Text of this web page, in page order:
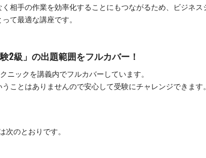
相手の作業を効率化することにもつながるため、ビジネス
て最適な講座です。
2級」の出題範囲をフルカバー！
ニックを講義内でフルカバーしています。
ことはありませんので安心して受験にチャレンジできます
のとおりです。